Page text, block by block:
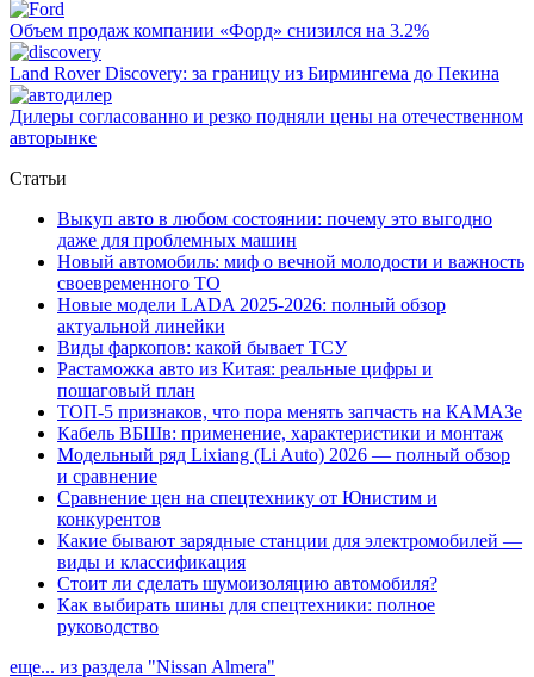
Объем продаж компании «Форд» снизился на 3.2%
Land Rover Dіscovery: за границу из Бирмингема до Пекина
Дилеры согласованно и резко подняли цены на отечественном
авторынке
Статьи
Выкуп авто в любом состоянии: почему это выгодно
даже для проблемных машин
Новый автомобиль: миф о вечной молодости и важность
своевременного ТО
Новые модели LADA 2025-2026: полный обзор
актуальной линейки
Виды фаркопов: какой бывает ТСУ
Растаможка авто из Китая: реальные цифры и
пошаговый план
ТОП-5 признаков, что пора менять запчасть на КАМАЗе
Кабель ВБШв: применение, характеристики и монтаж
Модельный ряд Lixiang (Li Auto) 2026 — полный обзор
и сравнение
Сравнение цен на спецтехнику от Юнистим и
конкурентов
Какие бывают зарядные станции для электромобилей —
виды и классификация
Стоит ли сделать шумоизоляцию автомобиля?
Как выбирать шины для спецтехники: полное
руководство
еще... из раздела "Nissan Almera"